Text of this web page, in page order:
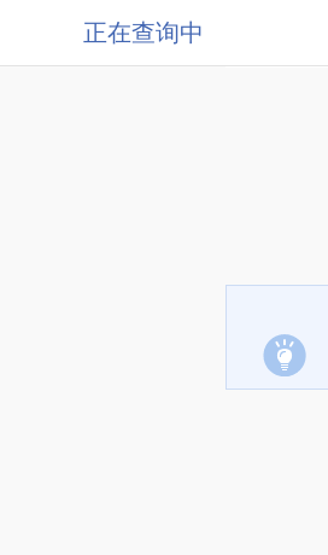
正在查询中